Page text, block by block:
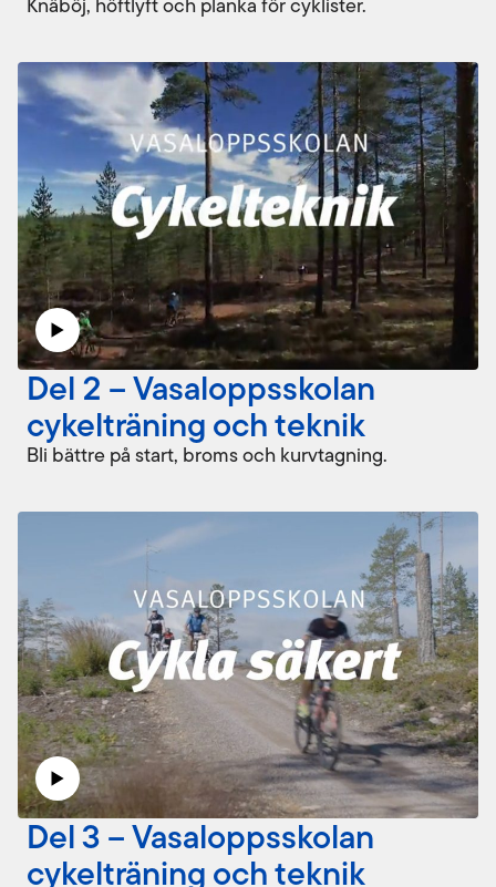
Knäböj, höftlyft och planka för cyklister.
Del 2 – Vasaloppsskolan
cykelträning och teknik
Bli bättre på start, broms och kurvtagning.
Del 3 – Vasaloppsskolan
cykelträning och teknik